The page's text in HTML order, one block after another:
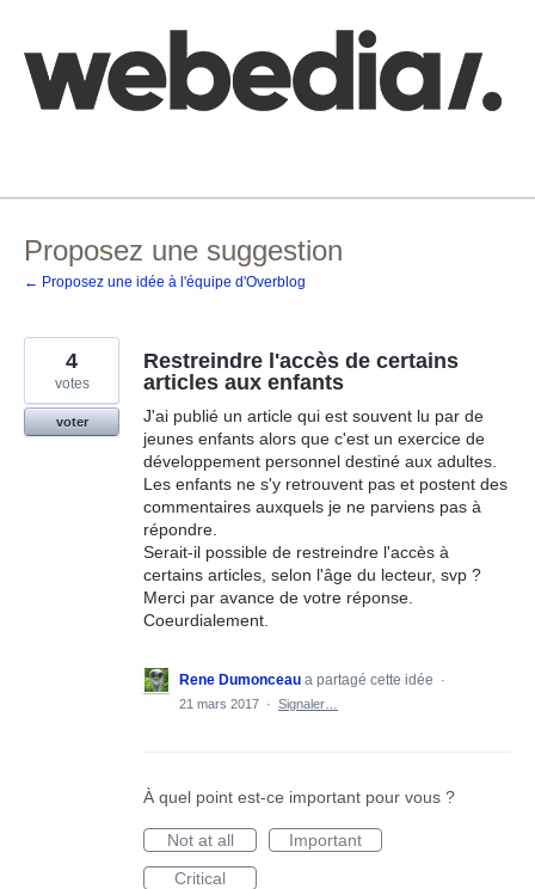
contenu
Proposez une suggestion
← Proposez une idée à l'équipe d'Overblog
Restreindre l'accès de certains
articles aux enfants
J'ai publié un article qui est souvent lu par de
jeunes enfants alors que c'est un exercice de
développement personnel destiné aux adultes.
Les enfants ne s'y retrouvent pas et postent des
commentaires auxquels je ne parviens pas à
répondre.
Serait-il possible de restreindre l'accès à
certains articles, selon l'âge du lecteur, svp ?
Merci par avance de votre réponse.
Coeurdialement.
4
votes
voter
Rene Dumonceau a partagé cette idée
·
21 mars 2017 · Signaler…
À quel point est-ce important pour vous ?
Not at all
Important
Critical